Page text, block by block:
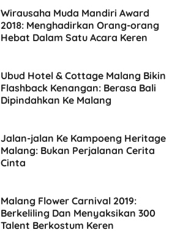
Wirausaha Muda Mandiri Award
2018: Menghadirkan Orang-orang
Hebat Dalam Satu Acara Keren
Ubud Hotel & Cottage Malang Bikin
Flashback Kenangan: Berasa Bali
Dipindahkan Ke Malang
Jalan-jalan Ke Kampoeng Heritage
Malang: Bukan Perjalanan Cerita
Cinta
Malang Flower Carnival 2019:
Berkeliling Dan Menyaksikan 300
Talent Berkostum Keren